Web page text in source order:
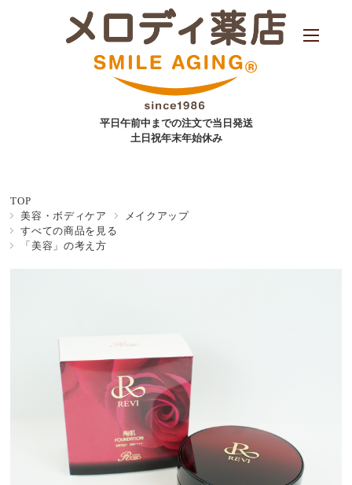
平日午前中までの注文で当日発送
土日祝年末年始休み
TOP
美容・ボディケア
メイクアップ
すべての商品を見る
「美容」の考え方